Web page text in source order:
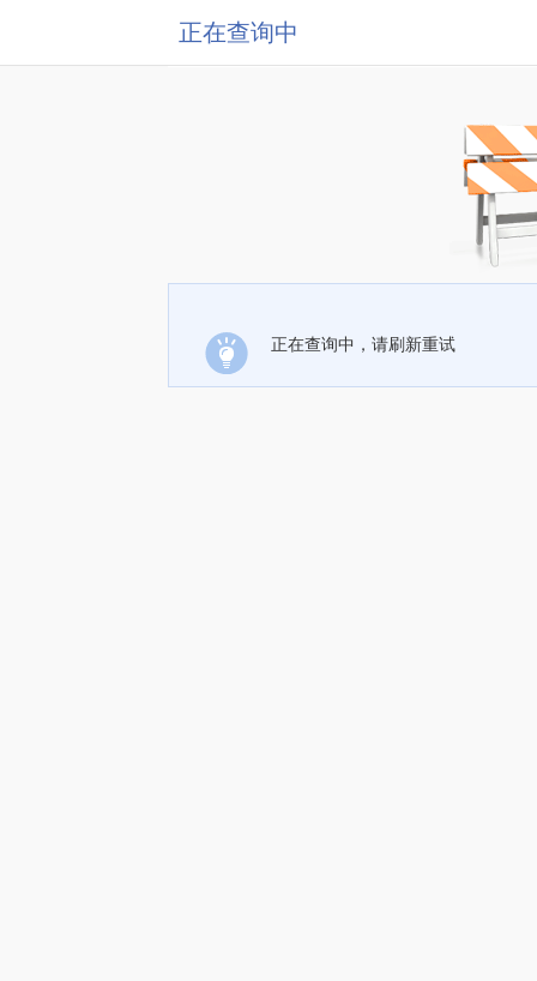
正在查询中
正在查询中，请刷新重试